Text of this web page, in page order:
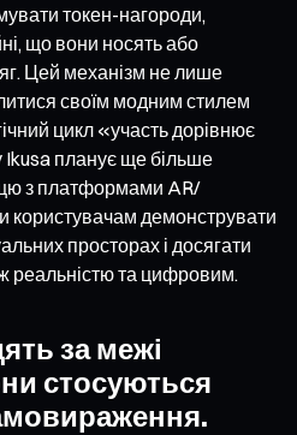
токен-нагороди,
що вони носять або
Цей механізм не лише
своїм модним стилем
цикл «участь дорівнює
Ikusa планує ще більше
з платформами AR/
користувачам демонструвати
просторах і досягати
реальністю та цифровим.
за межі
стосуються